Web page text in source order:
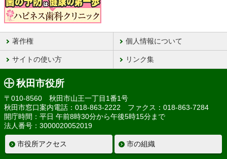
著作権 個人情報について
サイトの使い方 リンク集
秋田市役所
〒010-8560 秋田市山王一丁目1番1号
秋田市窓口案内電話：018-863-2222 ファクス：018-863-7284
開庁時間：平日 午前8時30分から午後5時15分まで
法人番号：3000020052019
市役所アクセス 市の組織